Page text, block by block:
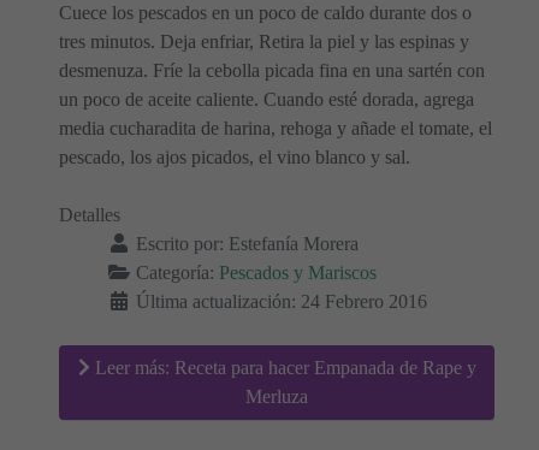
Cuece los pescados en un poco de caldo durante dos o
tres minutos. Deja enfriar, Retira la piel y las espinas y
desmenuza. Fríe la cebolla picada fina en una sartén con
un poco de aceite caliente. Cuando esté dorada, agrega
media cucharadita de harina, rehoga y añade el tomate, el
pescado, los ajos picados, el vino blanco y sal.
Detalles
Escrito por: Estefanía Morera
Categoría: Pescados y Mariscos
Última actualización: 24 Febrero 2016
Leer más: Receta para hacer Empanada de Rape y
Merluza